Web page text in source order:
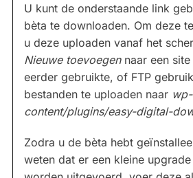
U kunt de onderstaande link
bèta te downloaden. Om deze
u deze uploaden vanaf het
Nieuwe toevoegen naar een
eerder gebruikte, of FTP
bestanden te uploaden naar wp-
content/plugins/easy-digital-
Zodra u de bèta hebt
weten dat er een kleine